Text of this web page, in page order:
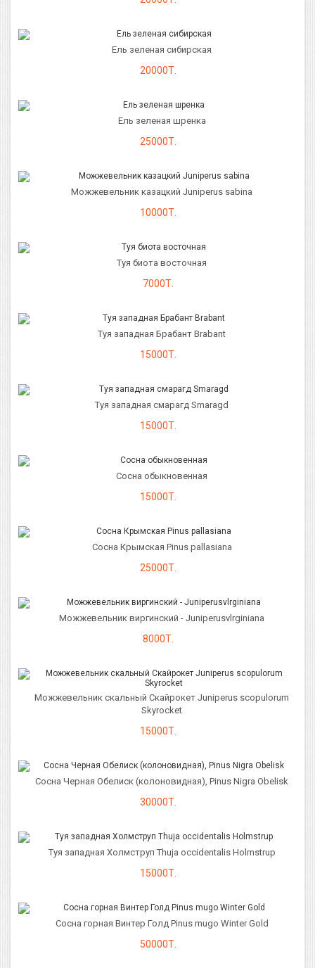
Ель зеленая сибирская
20000Т.
Ель зеленая шренка
25000Т.
Можжевельник казацкий Juniperus sabina
10000Т.
Туя биота восточная
7000Т.
Туя западная Брабант Brabant
15000Т.
Туя западная смарагд Smaragd
15000Т.
Сосна обыкновенная
15000Т.
Сосна Крымская Pinus pallasiana
25000Т.
Можжевельник виргинский - Juniperusvlrginiana
8000Т.
Можжевельник скальный Скайрокет Juniperus scopulorum
Skyrocket
15000Т.
Сосна Черная Обелиск (колоновидная), Pinus Nigra Obelisk
30000Т.
Туя западная Холмструп Thuja occidentalis Holmstrup
15000Т.
Сосна горная Винтер Голд Pinus mugo Winter Gold
50000Т.